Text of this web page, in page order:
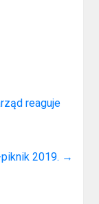
reaguje
2019. →